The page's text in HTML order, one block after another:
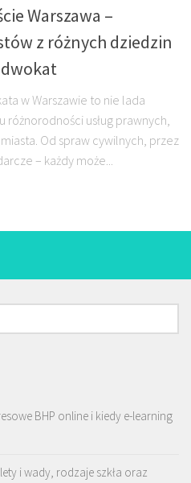
Warszawa –
z różnych dziedzin
w Warszawie to nie lada
różnorodności usług prawnych,
Od spraw cywilnych, przez
– każdy może...
BHP online i kiedy e-learning
i wady, rodzaje szkła oraz